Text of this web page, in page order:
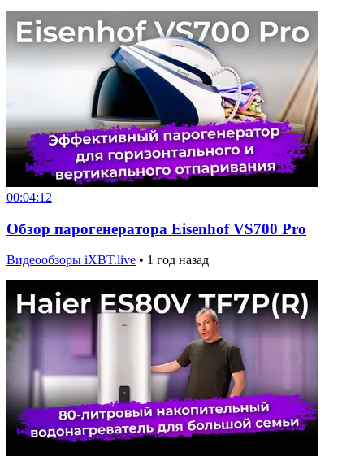
00:04:12
Обзор парогенератора Eisenhof VS700 Pro
Видеообзоры iXBT.live • 1 год назад